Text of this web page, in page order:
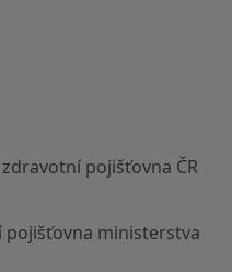
pojišťovna ČR
ministerstva